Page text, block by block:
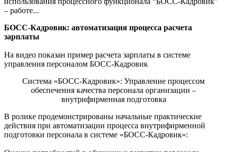
– работе...
БОСС-Кадровик: автоматизация процесса расчета
зарплаты
На видео показан пример расчета зарплаты в системе
управления персоналом БОСС-Кадровик
Система «БОСС-Кадровик»: Управление процессом
обеспечения качества персонала организации –
внутрифирменная подготовка
В ролике продемонстрированы начальные практические
действия при автоматизации процесса внутрифирменной
подготовки персонала в системе «БОСС-Кадровик»: